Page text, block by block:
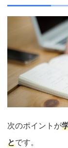
次のポイントが
とです。